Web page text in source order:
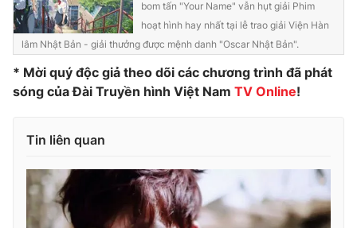
VTV Sức khoẻ Bất động sản
Thị trường 24h Tấm lòng Việt
VTV9 VTV8
Liên hệ tòa soạn English
bom tấn "Your Name" vẫn hụt giải Phim
hoạt hình hay nhất tại lễ trao giải Viện Hàn
lâm Nhật Bản - giải thưởng được mệnh danh "Oscar Nhật Bản".
* Mời quý độc giả theo dõi các chương trình đã phát
sóng của Đài Truyền hình Việt Nam TV Online!
Tin liên quan